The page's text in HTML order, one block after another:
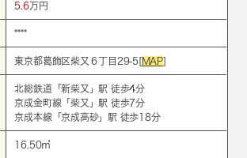
5.6万円
****
東京都葛飾区柴又６丁目29-5[ MAP]
北総鉄道 「新柴又 」駅 徒歩4分
京成金町線 「柴又 」駅 徒歩7分
京成本線 「京成高砂」駅 徒歩18分
16.50㎡